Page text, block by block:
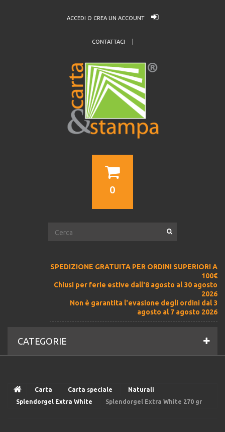
ACCEDI O CREA UN ACCOUNT
CONTATTACI
0
SPEDIZIONE GRATUITA PER ORDINI SUPERIORI A
100€
Chiusi per ferie estive dall'8 agosto al 30 agosto
2026
Non è garantita l'evasione degli ordini dal 3
agosto al 7 agosto 2026
CATEGORIE
Carta Carta speciale
Naturali
Splendorgel Extra White
Splendorgel Extra White 270 gr